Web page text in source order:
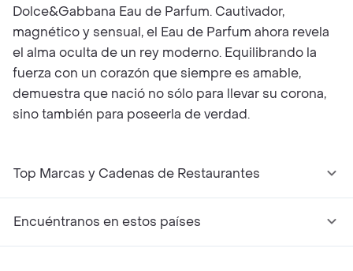
Dolce&Gabbana Eau de Parfum. Cautivador,
magnético y sensual, el Eau de Parfum ahora revela
el alma oculta de un rey moderno. Equilibrando la
fuerza con un corazón que siempre es amable,
demuestra que nació no sólo para llevar su corona,
sino también para poseerla de verdad.
Top Marcas y Cadenas de Restaurantes
Encuéntranos en estos países